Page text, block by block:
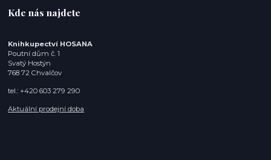
Kde nás najdete
Knihkupectví HOSANA
Poutní dům č. 1
Svatý Hostýn
768 72 Chvalčov
tel.: +420 603 279 290
Aktuální prodejní doba